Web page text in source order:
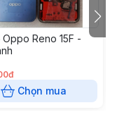
Oppo Reno 15F -
Chọn mua